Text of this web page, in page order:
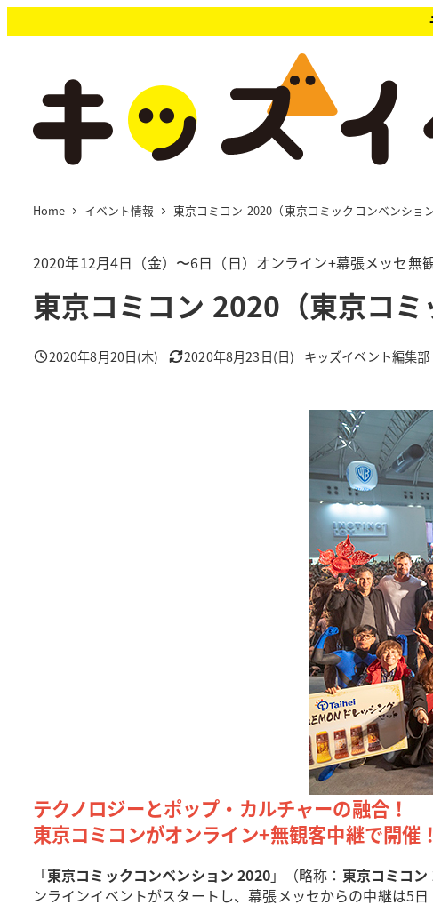
イ
Home イベント情報 東京コミコン 2020（東京コミックコンベンション
2020年12月4日（金）〜6日（日）オンライン+幕張メッセ無
東京コミコン 2020（東京コミ
投稿日
2020年8月20日(木) 更新日
2020年8月23日(日)
著
キッズイベント編集部
テクノロジーとポップ・カルチャーの融合！
東京コミコンがオンライン+無観客中継で開催！
「東京コミックコンベンション 2020」（略称： 東京コミコン
ンラインイベントがスタートし、幕張メッセからの中継は5